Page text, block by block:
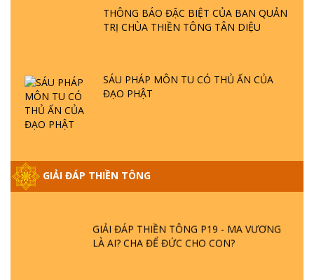
THÔNG BÁO ĐẶC BIỆT CỦA BAN QUẢN
TRỊ CHÙA THIỀN TÔNG TÂN DIỆU
SÁU PHÁP MÔN TU CÓ THỦ ẤN CỦA
ĐẠO PHẬT
GIẢI ĐÁP THIỀN TÔNG
GIẢI ĐÁP THIỀN TÔNG ĐẶC BIỆT P21 - TẠI
SAO ĐỨC PHẬT BƯỚC ĐI 7 BƯỚC TRÊN
GIẢI ĐÁP VỀ LỄ TIỄN THIỀN TÔNG SƯ
NGỌC LÂM VỀ PHẬT GIỚI
- BÁC NGUYỄN NHÂN LÀ AI? PHIỀN NÃO
DO ĐÂU MÀ CÓ?
GIẢI ĐÁP THIỀN TÔNG P19 - MA VƯƠNG
LÀ AI? CHA ĐỂ ĐỨC CHO CON?